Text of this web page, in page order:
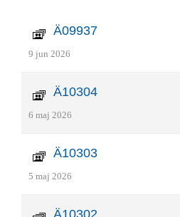
Ä09937
9 jun 2026
Ä10304
6 maj 2026
Ä10303
5 maj 2026